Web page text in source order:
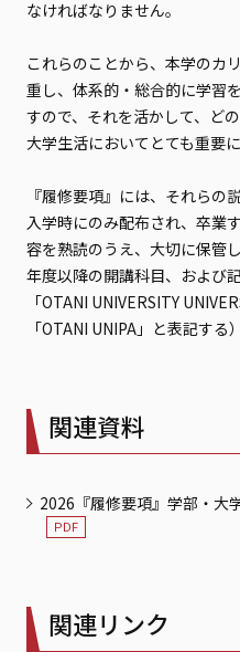
なければなりません。
これらのことから、本学のカ
重し、体系的・総合的に学習
すので、それを活かして、ど
大学生活においてとても重要に
『履修要項』には、それらの
入学時にのみ配布され、卒業
容を熟読のうえ、大切に保管
年度以降の開講科目、および
「OTANI UNIVERSITY
「OTANI UNIPA」と表記する
関連資料
2026『履修要項』学部・大
関連リンク